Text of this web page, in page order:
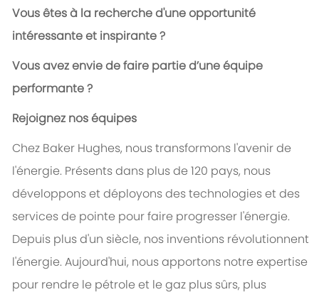
Vous êtes à la recherche d'une opportunité
intéressante et inspirante ?
Vous avez envie de faire partie d’une équipe
performante ?
Rejoignez nos équipes
Chez Baker Hughes, nous transformons l'avenir de
l'énergie. Présents dans plus de 120 pays, nous
développons et déployons des technologies et des
services de pointe pour faire progresser l'énergie.
Depuis plus d'un siècle, nos inventions révolutionnent
l'énergie. Aujourd'hui, nous apportons notre expertise
pour rendre le pétrole et le gaz plus sûrs, plus